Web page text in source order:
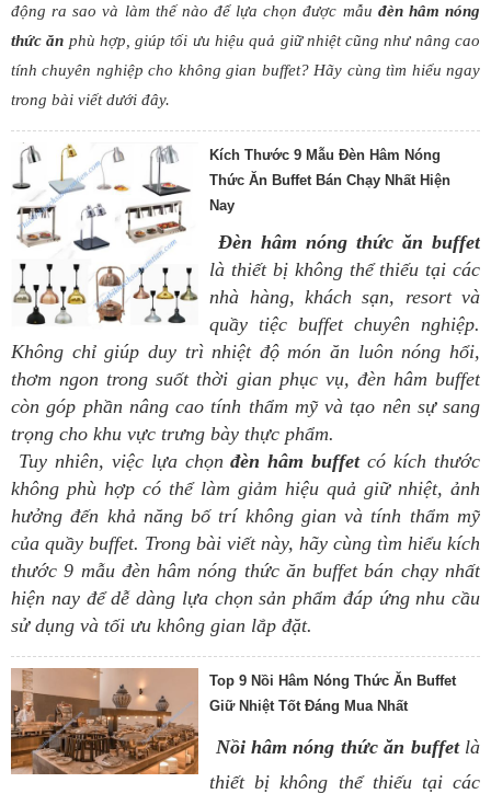
động ra sao và làm thế nào để lựa chọn được mẫu đèn hâm nóng
thức ăn phù hợp, giúp tối ưu hiệu quả giữ nhiệt cũng như nâng cao
tính chuyên nghiệp cho không gian buffet? Hãy cùng tìm hiểu ngay
trong bài viết dưới đây.
Kích Thước 9 Mẫu Đèn Hâm Nóng
Thức Ăn Buffet Bán Chạy Nhất Hiện
Nay
Đèn hâm nóng thức ăn buffet
là thiết bị không thể thiếu tại các
nhà hàng, khách sạn, resort và
quầy tiệc buffet chuyên nghiệp.
Không chỉ giúp duy trì nhiệt độ món ăn luôn nóng hổi,
thơm ngon trong suốt thời gian phục vụ, đèn hâm buffet
còn góp phần nâng cao tính thẩm mỹ và tạo nên sự sang
trọng cho khu vực trưng bày thực phẩm.
Tuy nhiên, việc lựa chọnđèn hâm buffetcó kích thước
không phù hợp có thể làm giảm hiệu quả giữ nhiệt, ảnh
hưởng đến khả năng bố trí không gian và tính thẩm mỹ
của quầy buffet. Trong bài viết này, hãy cùng tìm hiểu kích
thước 9 mẫu đèn hâm nóng thức ăn buffet bán chạy nhất
hiện nay để dễ dàng lựa chọn sản phẩm đáp ứng nhu cầu
sử dụng và tối ưu không gian lắp đặt.
Top 9 Nồi Hâm Nóng Thức Ăn Buffet
Giữ Nhiệt Tốt Đáng Mua Nhất
Nồi hâm nóng thức ăn buffet là
thiết bị không thể thiếu tại các